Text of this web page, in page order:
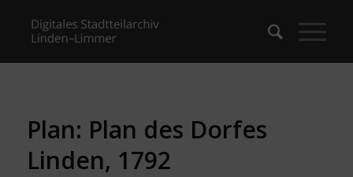
Plan: Plan des Dorfes
Linden, 1792